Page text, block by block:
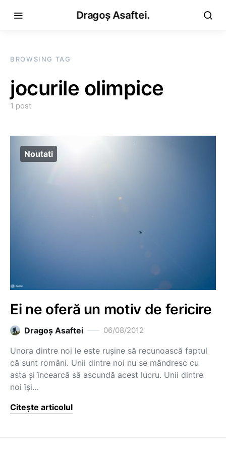
Dragoș Asaftei.
BROWSING TAG
jocurile olimpice
1 post
Noutati
Ei ne oferă un motiv de fericire
Dragoş Asaftei 06/08/2012
Unora dintre noi le este rușine să recunoască faptul
că sunt români. Unii dintre noi nu se mândresc cu
asta și încearcă să ascundă acest lucru. Unii dintre
noi își…
Citește articolul